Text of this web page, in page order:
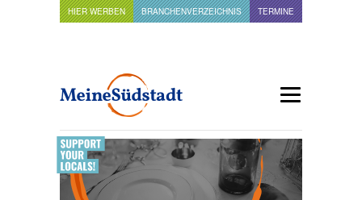
HIER WERBEN BRANCHENVERZEICHNIS TERMINE